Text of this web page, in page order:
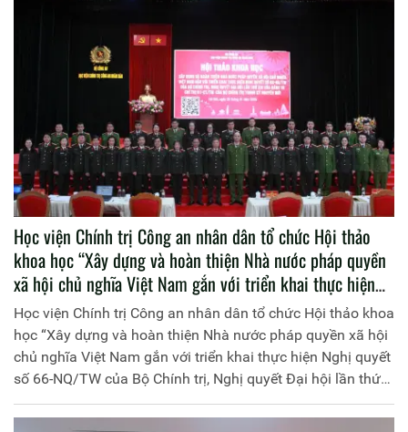
Học viện Chính trị Công an nhân dân tổ chức Hội thảo
khoa học “Xây dựng và hoàn thiện Nhà nước pháp quyền
xã hội chủ nghĩa Việt Nam gắn với triển khai thực hiện
Nghị quyết số 66-NQ/TW của Bộ Chính trị, Nghị quyết
Đại hội lần thứ XIV của Đảng và Chỉ thị số 01-CT/TW của
Bộ Chính trị trong kỷ nguyên mới”
Học viện Chính trị Công an nhân dân tổ chức Hội thảo khoa
học “Xây dựng và hoàn thiện Nhà nước pháp quyền xã hội
chủ nghĩa Việt Nam gắn với triển khai thực hiện Nghị quyết
số 66-NQ/TW của Bộ Chính trị, Nghị quyết Đại hội lần thứ
XIV của Đảng và Chỉ thị số 01-CT/TW của Bộ Chính trị
trong kỷ nguyên mới”